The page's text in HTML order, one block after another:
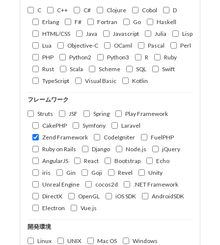
C
C++ C# Clojure Cobol
D
Erlang
F# Fortran Go
Haskell
HTML/CSS
Java Javascript Julia
Lisp
Lua
Objective-C OCaml Pascal
Perl
PHP
Python2 Python3 R
Ruby
Rust
Scala Scheme SQL
Swift
TypeScript
Visual Basic Kotlin
フレームワーク
Struts
JSF Spring
Play Framework
CakePHP
Symfony
Laravel
Zend Framework
CodeIgniter
FuelPHP
Ruby on Rails
Django Node.js
jQuery
AngularJS
React Bootstrap
Echo
iris
Gin Goji Revel
Unity
Unreal Engine
cocos2d
.NET Framework
DirectX
OpenGL iOS SDK
AndroidSDK
Electron
Vue.js
開発環境
Linux
UNIX Mac OS
Windows